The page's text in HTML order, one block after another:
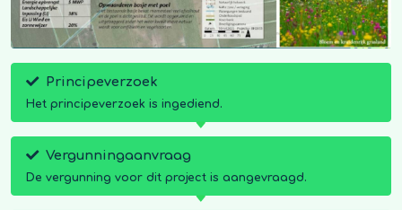
Principeverzoek
Het principeverzoek is ingediend.
Vergunningaanvraag
De vergunning voor dit project is aangevraagd.